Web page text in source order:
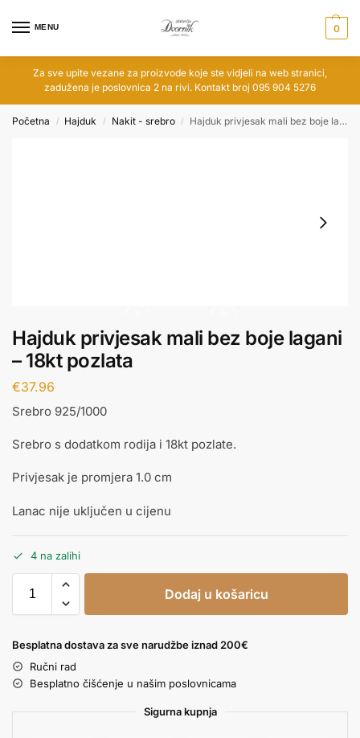
MENU 0
Za sve upite vezane za proizvode koje ste vidjeli na web stranici,
zadužena je poslovnica 2 na rivi. Kontakt broj 095 904 5276
Početna / Hajduk / Nakit - srebro / Hajduk privjesak mali bez boje lagani – 18kt pozlata
Hajduk privjesak mali bez boje lagani
– 18kt pozlata
€37.96
Srebro 925/1000
Srebro s dodatkom rodija i 18kt pozlate.
Privjesak je promjera 1.0 cm
Lanac nije uključen u cijenu
4 na zalihi
Dodaj u košaricu
Besplatna dostava za sve narudžbe iznad 200€
Ručni rad
Besplatno čišćenje u našim poslovnicama
Sigurna kupnja